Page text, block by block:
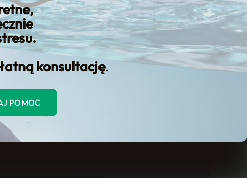
konsultację.
POMOC
nie ogólników. Na tej
do kontaktu z
i plan decyzji, który